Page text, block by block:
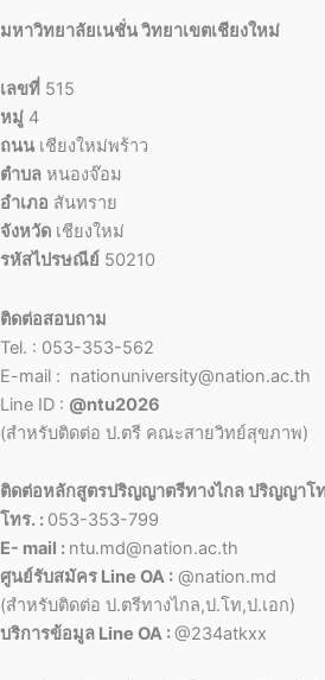
มหาวิทยาลัยเนชั่น วิทยาเขตเชียงใหม่
เลขที่ 515
หมู่ 4
ถนน เชียงใหม่พร้าว
ตำบล หนองจ๊อม
อำเภอ สันทราย
จังหวัด เชียงใหม่
รหัสไปรษณีย์ 50210
ติดต่อสอบถาม
Tel. : 053-353-562
E-mail : nationuniversity@nation.ac.th
Line ID : @ntu2026
(สำหรับติดต่อ ป.ตรี คณะสายวิทย์สุขภาพ)
ติดต่อหลักสูตรปริญญาตรีทางไกล ปริญญาโ
โทร. : 053-353-799
E- mail : ntu.md@nation.ac.th
ศูนย์รับสมัคร Line OA : @nation.md
(สำหรับติดต่อ ป.ตรีทางไกล,ป.โท,ป.เอก)
บริการข้อมูล Line OA :@234atkxx